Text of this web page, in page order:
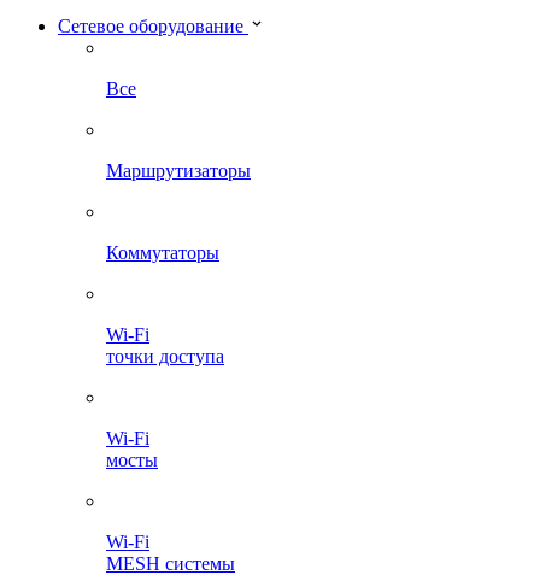
Сетевое оборудование
Все
Маршрутизаторы
Коммутаторы
Wi-Fi
точки доступа
Wi-Fi
мосты
Wi-Fi
MESH системы